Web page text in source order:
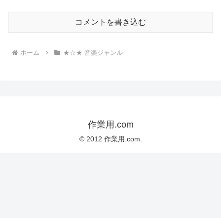
コメントを書き込む
ホーム ★☆★ 音楽ジャンル
作業用.com
© 2012 作業用.com.